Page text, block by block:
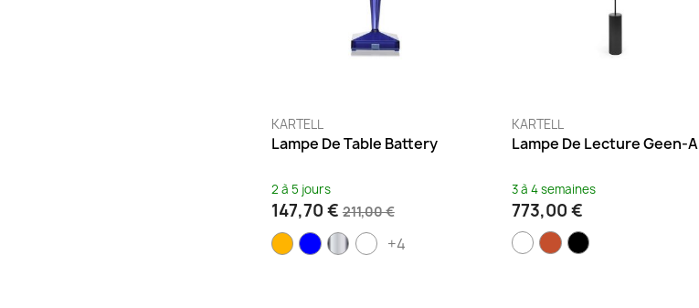
KARTELL
Lampe De Table Battery
2 à 5 jours
147,70 €211,00 €
+4
KARTELL
Lampe De Lecture Geen-A
3 à 4 semaines
773,00 €